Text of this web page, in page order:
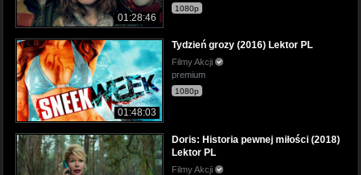
01:28:46
1080p
01:48:03
Tydzień grozy (2016) Lektor PL
Filmy Akcji
premium
1080p
Doris: Historia pewnej miłości (2018)
Lektor PL
Filmy Akcji